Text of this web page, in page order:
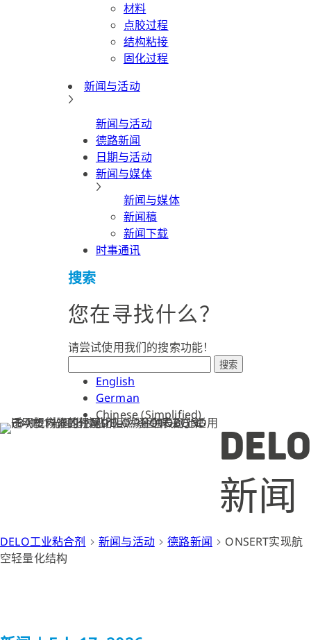
材料
点胶过程
结构粘接
固化过程
新闻与活动
新闻与活动
德路新闻
日期与活动
新闻与媒体
新闻与媒体
新闻稿
新闻下载
时事通讯
搜索
您在寻找什么？
请尝试使用我们的搜索功能！
搜索
English
German
Chinese (Simplified)
DELO
新闻
DELO工业粘合剂 新闻与活动 德路新闻
ONSERT实现航
空轻量化结构